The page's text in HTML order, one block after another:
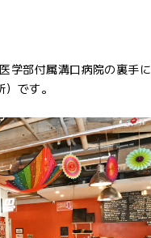
部付属溝口病院の裏手
です。